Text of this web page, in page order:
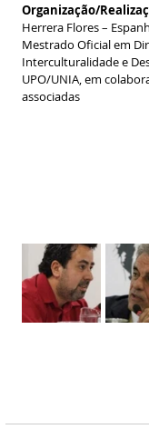
Organização/
Herrera Flores –
Mestrado Oficial em
Interculturalidade e
UPO/UNIA, em
associadas